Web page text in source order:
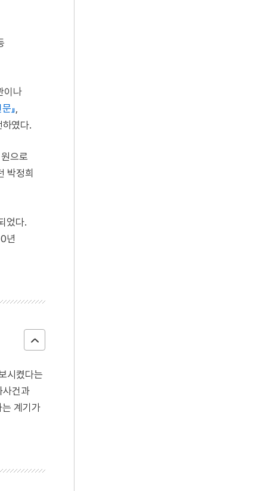
이나
』
였다.
으로
박정희
었다.
년
시켰다는
사건과
계기가